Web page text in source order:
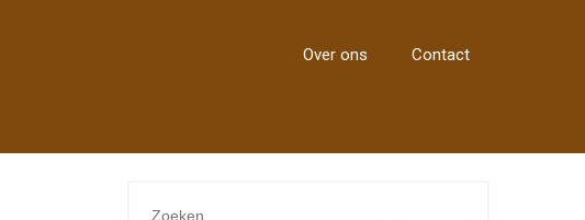
Over ons Contact
Zoeken